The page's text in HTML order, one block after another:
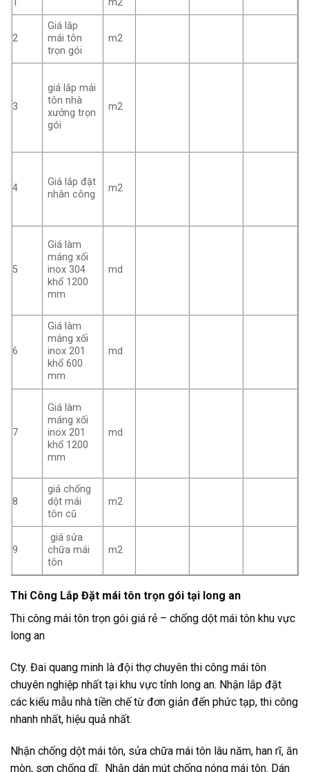
1
m2
2
Giá lắp
mái tôn
trọn gói
m2
3
giá lắp mái
tôn nhà
xưởng trọn
gói
m2
4
Giá lắp đặt
nhân công
m2
5
Giá làm
máng xối
inox 304
khổ 1200
mm
md
6
Giá làm
máng xối
inox 201
khổ 600
mm
md
7
Giá làm
máng xối
inox 201
khổ 1200
mm
md
8
giá chống
dột mái
tôn cũ
m2
9
giá sửa
chữa mái
tôn
m2
Thi Công Lắp Đặt mái tôn trọn gói tại long an
Thi công mái tôn trọn gói giá rẻ – chống dột mái tôn khu vực
long an
Cty. Đai quang minh là đội thợ chuyên thi công mái tôn
chuyên nghiệp nhất tại khu vực tỉnh long an. Nhận lắp đặt
các kiểu mẫu nhà tiền chế từ đơn giản đến phức tạp, thi công
nhanh nhất, hiệu quả nhất.
Nhận chống dột mái tôn, sửa chữa mái tôn lâu năm, han rĩ, ăn
mòn, sơn chống dĩ. Nhận dán mút chống nóng mái tôn. Dán